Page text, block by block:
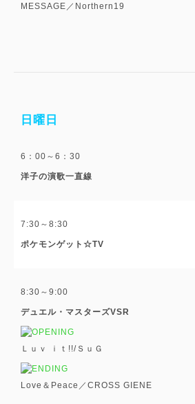
MESSAGE／Northern19
日曜日
6：00～6：30
洋子の演歌一直線
7:30～8:30
ポケモンゲット☆TV
8:30～9:00
デュエル・マスターズVSR
Ｌｕｖ ｉｔ!!/ＳｕＧ
Love＆Peace／CROSS GIENE